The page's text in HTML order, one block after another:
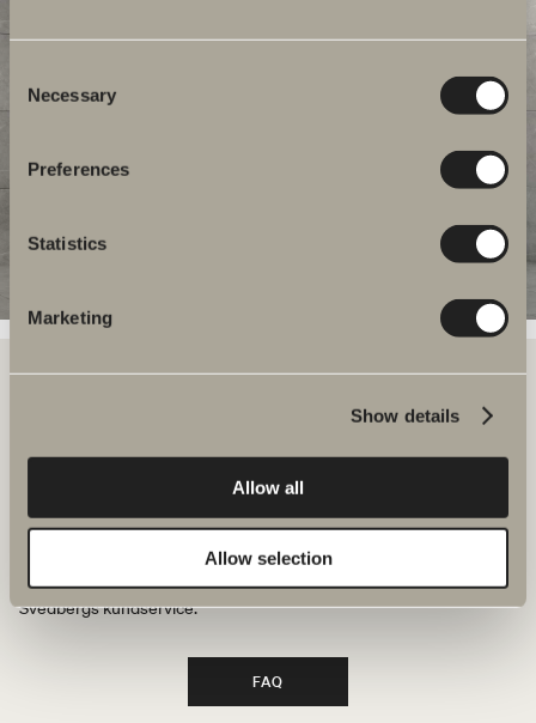
Selection
Necessary
Preferences
Statistics
Marketing
Show details
Allow all
Allow selection
tvättställ och blandare till duschar, badkar, handdukstorkar och WC.
Svedbergs i Dalstorp AB
Klicka här för att komma till
Svedbergs kundservice.
FAQ